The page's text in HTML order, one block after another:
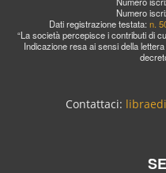
Numero
Dati registrazione testata: n.
“La società percepisce i contributi di
Indicazione resa ai sensi della
Contattaci: